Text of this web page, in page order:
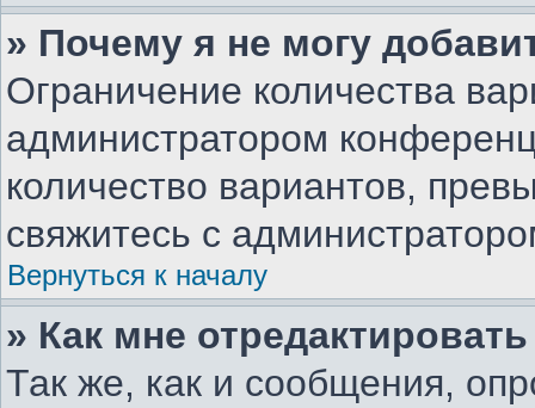
» Почему я не могу
Ограничение количества
администратором
количество вариантов,
свяжитесь с
Вернуться к началу
» Как мне
Так же, как и сообщения,